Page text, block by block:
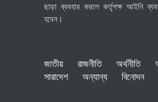
ছাড়া ব্যবহার করলে কর্তৃপক্ষ আইনি
হবেন।
জাতীয় রাজনীতি অর্থনীতি
সারাদেশ
অন্যান্য বিনোদন